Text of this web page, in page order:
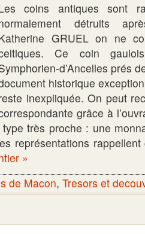
coins antiques sont
détruits
GRUEL on ne
Ce coin
d’Ancelles prés
historique
inexpliquée. On peut
grâce à
très proche : une
représentations
»
de Macon, Tresors et